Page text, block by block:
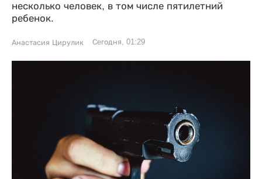
несколько человек, в том числе пятилетний
ребенок.
Анастасия Цирулик Сегодня, 01:29